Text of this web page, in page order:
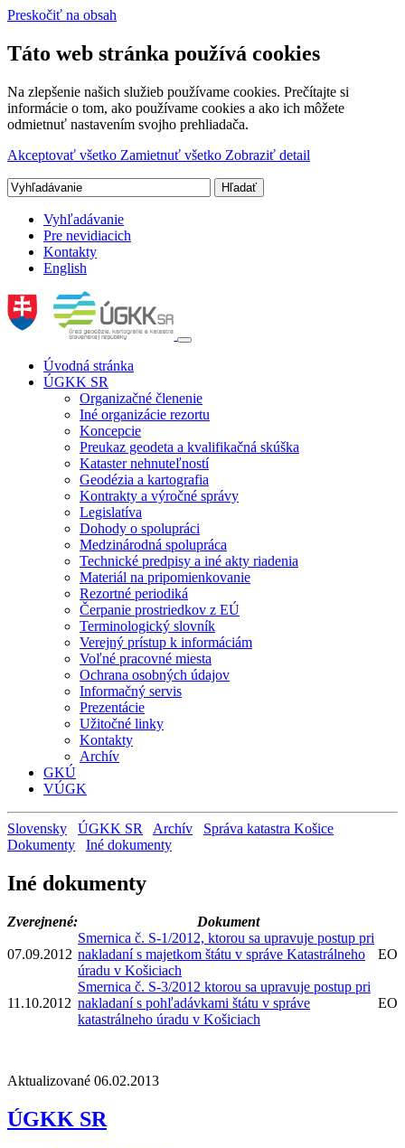
Preskočiť na obsah
Táto web stránka používá cookies
Na zlepšenie našich služieb používame cookies. Prečítajte si
informácie o tom, ako používame cookies a ako ich môžete
odmietnuť nastavením svojho prehliadača.
Akceptovať všetko Zamietnuť všetko Zobraziť detail
Vyhľadávanie
Pre nevidiacich
Kontakty
English
Úvodná stránka
ÚGKK SR
Organizačné členenie
Iné organizácie rezortu
Koncepcie
Preukaz geodeta a kvalifikačná skúška
Kataster nehnuteľností
Geodézia a kartografia
Kontrakty a výročné správy
Legislatíva
Dohody o spolupráci
Medzinárodná spolupráca
Technické predpisy a iné akty riadenia
Materiál na pripomienkovanie
Rezortné periodiká
Čerpanie prostriedkov z EÚ
Terminologický slovník
Verejný prístup k informáciám
Voľné pracovné miesta
Ochrana osobných údajov
Informačný servis
Prezentácie
Užitočné linky
Kontakty
Archív
GKÚ
VÚGK
Slovensky ÚGKK SR Archív
Správa katastra Košice
Dokumenty
Iné dokumenty
Iné dokumenty
Zverejnené: Dokument
07.09.2012
Smernica č. S-1/2012, ktorou sa upravuje postup pri
nakladaní s majetkom štátu v správe Katastrálneho
úradu v Košiciach
EO
11.10.2012
Smernica č. S-3/2012 ktorou sa upravuje postup pri
nakladaní s pohľadávkami štátu v správe
katastrálneho úradu v Košiciach
EO
Aktualizované 06.02.2013
ÚGKK SR